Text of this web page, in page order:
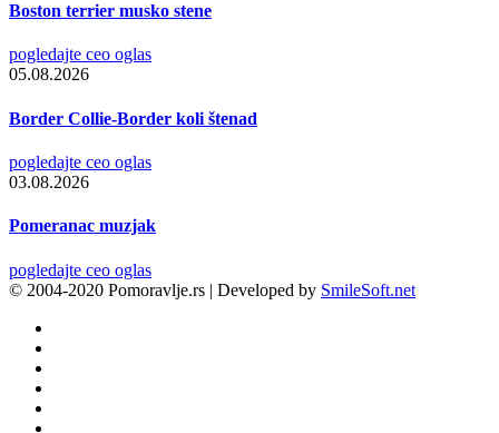
Boston terrier musko stene
pogledajte ceo oglas
05.08.2026
Border Collie-Border koli štenad
pogledajte ceo oglas
03.08.2026
Pomeranac muzjak
pogledajte ceo oglas
© 2004-2020 Pomoravlje.rs | Developed by SmileSoft.net